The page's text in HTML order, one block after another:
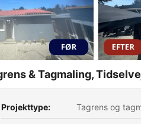
& Tagmaling,
Projekttype: Tagrens og